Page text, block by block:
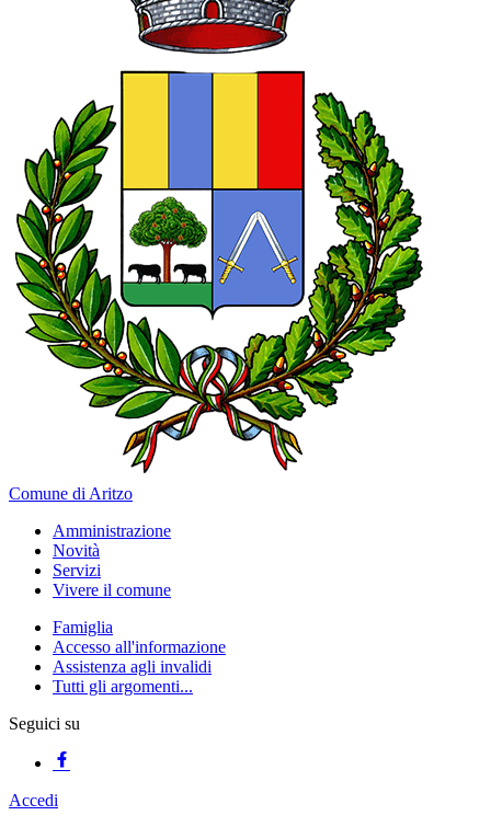
Comune di Aritzo
Amministrazione
Novità
Servizi
Vivere il comune
Famiglia
Accesso all'informazione
Assistenza agli invalidi
Tutti gli argomenti...
Seguici su
Accedi